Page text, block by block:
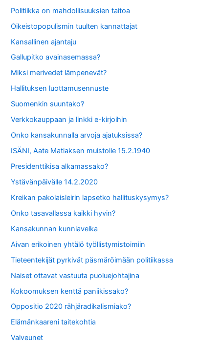
Politiikka on mahdollisuuksien taitoa
Oikeistopopulismin tuulten kannattajat
Kansallinen ajantaju
Gallupitko avainasemassa?
Miksi merivedet lämpenevät?
Hallituksen luottamusennuste
Suomenkin suuntako?
Verkkokauppaan ja linkki e-kirjoihin
Onko kansakunnalla arvoja ajatuksissa?
ISÄNI, Aate Matiaksen muistolle 15.2.1940
Presidenttikisa alkamassako?
Ystävänpäivälle 14.2.2020
Kreikan pakolaisleirin lapsetko hallituskysymys?
Onko tasavallassa kaikki hyvin?
Kansakunnan kunniavelka
Aivan erikoinen yhtälö työllistymistoimiin
Tieteentekijät pyrkivät päsmäröimään politiikassa
Naiset ottavat vastuuta puoluejohtajina
Kokoomuksen kenttä paniikissako?
Oppositio 2020 rähjäradikalismiako?
Elämänkaareni taitekohtia
Valveunet